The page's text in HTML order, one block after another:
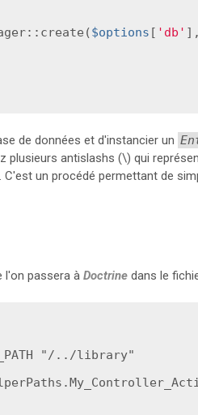
$options [ 'db'
de données et d'instancier un
plusieurs antislashs (\) qui
un procédé permettant de
l'on passera à Doctrine dans le